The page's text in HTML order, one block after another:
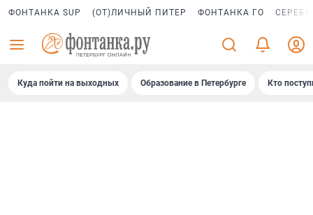
ФОНТАНКА SUP (ОТ)ЛИЧНЫЙ ПИТЕР ФОНТАНКА ГО
Куда пойти на выходных Образование в Петербурге Кто